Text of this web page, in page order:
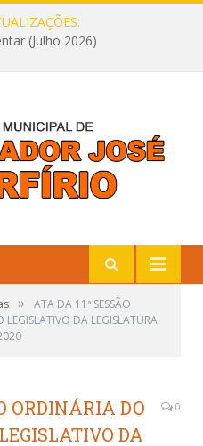
(Julho 2026)
»
ATA DA 11ª SESSÃO
DA LEGISLATURA
ORDINÁRIA DO
DA
0